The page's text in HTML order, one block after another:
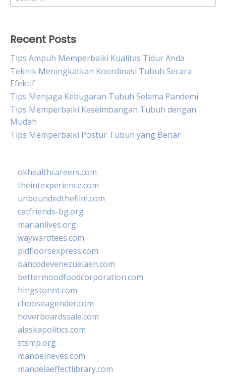
for:
Recent Posts
Tips Ampuh Memperbaiki Kualitas Tidur Anda
Teknik Meningkatkan Koordinasi Tubuh Secara
Efektif
Tips Menjaga Kebugaran Tubuh Selama Pandemi
Tips Memperbaiki Keseimbangan Tubuh dengan
Mudah
Tips Memperbaiki Postur Tubuh yang Benar
okhealthcareers.com
theintexperience.com
unboundedthefilm.com
catfriends-bg.org
marianlives.org
waywardtees.com
pidfloorsexpress.com
bancodevenezuelaen.com
bettermoodfoodcorporation.com
hingstonnt.com
chooseagender.com
hoverboardssale.com
alaskapolitics.com
stsmp.org
manoelneves.com
mandelaeffectlibrary.com